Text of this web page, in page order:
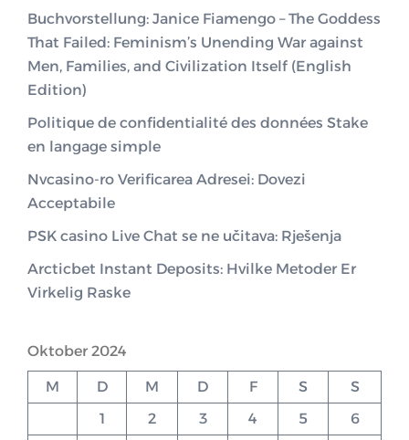
Buchvorstellung: Janice Fiamengo – The Goddess
That Failed: Feminism’s Unending War against
Men, Families, and Civilization Itself (English
Edition)
Politique de confidentialité des données Stake
en langage simple
Nvcasino-ro Verificarea Adresei: Dovezi
Acceptabile
PSK casino Live Chat se ne učitava: Rješenja
Arcticbet Instant Deposits: Hvilke Metoder Er
Virkelig Raske
Oktober 2024
M D M D F S
S
1
2 3 4 5
6